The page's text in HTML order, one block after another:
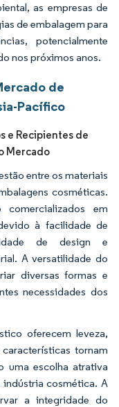
as empresas de
de embalagem para
potencialmente
nos próximos anos.
de
Pacífico
e Recipientes de
Mercado
entre os materiais
cosméticas.
em
à facilidade de
de design e
A versatilidade do
diversas formas e
necessidades dos
oferecem leveza,
tornam
uma escolha atrativa
cosmética. A
a integridade do